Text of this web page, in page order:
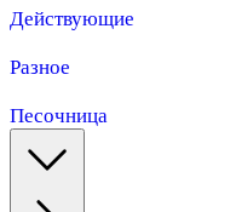
Действующие
Разное
Песочница